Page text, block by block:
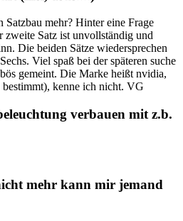
mehr? Hinter eine Frage
zweite Satz ist unvollständig und
Die beiden Sätze wiedersprechen
Viel spaß bei der späteren suche
gemeint. Die Marke heißt nvidia,
kenne ich nicht. VG
verbauen mit z.b.
mehr kann mir jemand